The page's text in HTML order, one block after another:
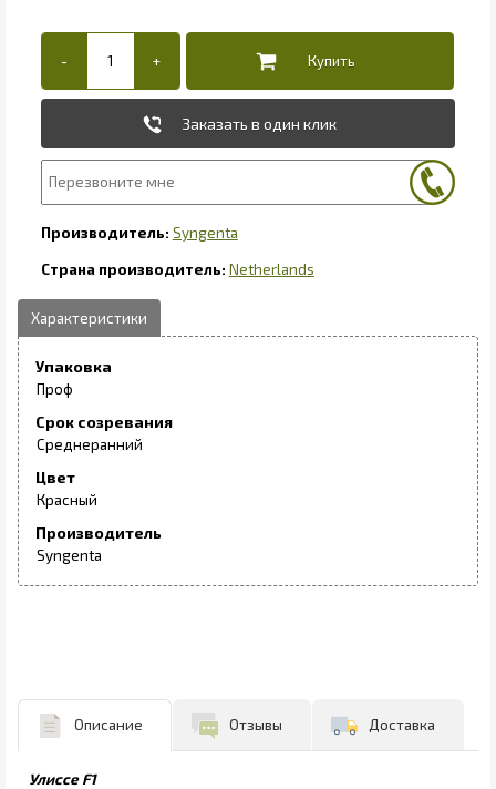
Заказать в один клик
Syngenta
Netherlands
Упаковка
Проф
Срок созревания
Среднеранний
Цвет
Красный
Производитель
Syngenta
Описание Отзывы Доставка
Улиссе F1